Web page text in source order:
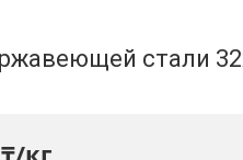
стали
кг